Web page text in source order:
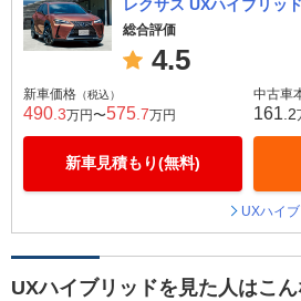
レクサス UXハイブリッド
総合評価
4.5
新車価格 （税込）
490 .3万円〜575 .7万円
新車見積もり(無料)
中古車
161 .2
UXハイ
UXハイブリッドを見た人はこ